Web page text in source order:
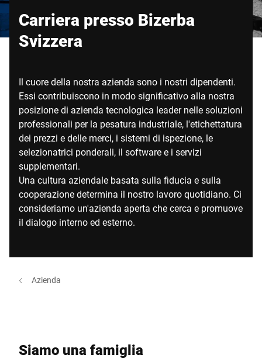
Carriera presso Bizerba
Svizzera
Il cuore della nostra azienda sono i nostri dipendenti.
Essi contribuiscono in modo significativo alla nostra
posizione di azienda tecnologica leader nelle soluzioni
professionali per la pesatura industriale, l'etichettatura
dei prezzi e delle merci, i sistemi di ispezione, le
selezionatrici ponderali, il software e i servizi
supplementari.
Una cultura aziendale basata sulla fiducia e sulla
cooperazione determina il nostro lavoro quotidiano. Ci
consideriamo un'azienda aperta che cerca e promuove
il dialogo interno ed esterno.
Azienda
Siamo una famiglia